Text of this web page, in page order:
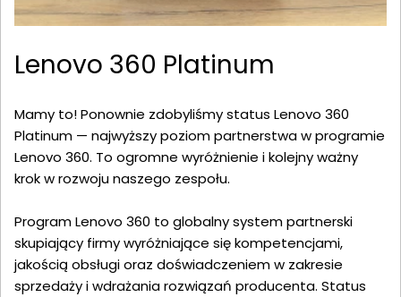
Lenovo 360 Platinum
Mamy to! Ponownie zdobyliśmy status Lenovo 360
Platinum — najwyższy poziom partnerstwa w programie
Lenovo 360. To ogromne wyróżnienie i kolejny ważny
krok w rozwoju naszego zespołu.
Program Lenovo 360 to globalny system partnerski
skupiający firmy wyróżniające się kompetencjami,
jakością obsługi oraz doświadczeniem w zakresie
sprzedaży i wdrażania rozwiązań producenta. Status